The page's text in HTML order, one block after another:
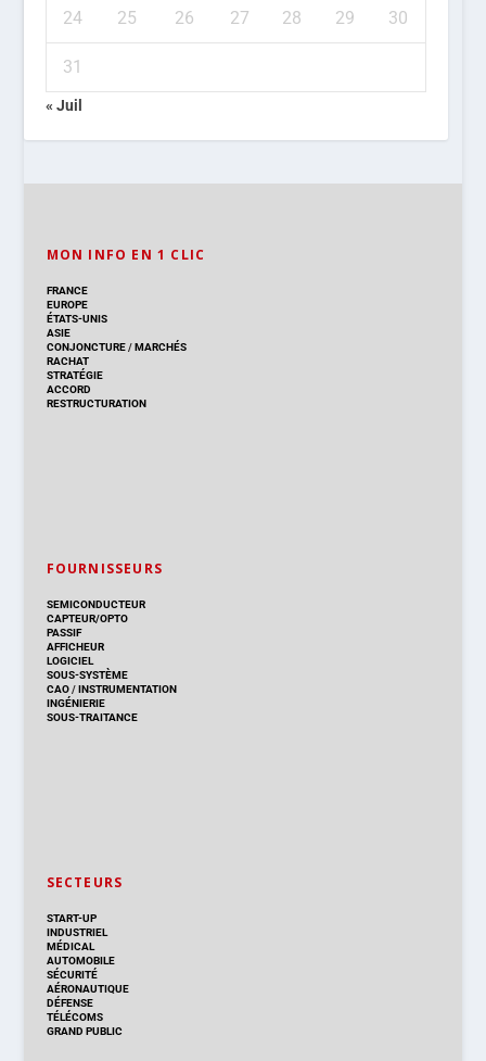
24 25 26 27 28 29 30
31
« Juil
MON INFO EN 1 CLIC
FRANCE
EUROPE
ÉTATS-UNIS
ASIE
CONJONCTURE/MARCHÉS
RACHAT
STRATÉGIE
ACCORD
RESTRUCTURATION
FOURNISSEURS
SEMICONDUCTEUR
CAPTEUR/OPTO
PASSIF
AFFICHEUR
LOGICIEL
SOUS-SYSTÈME
CAO/INSTRUMENTATION
INGÉNIERIE
SOUS-TRAITANCE
SECTEURS
START-UP
INDUSTRIEL
MÉDICAL
AUTOMOBILE
SÉCURITÉ
AÉRONAUTIQUE
DÉFENSE
TÉLÉCOMS
GRAND PUBLIC